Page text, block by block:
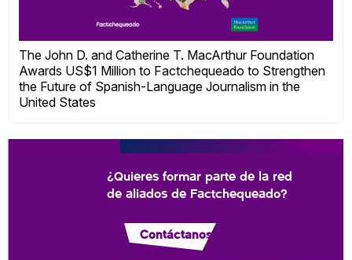
The John D. and Catherine T. MacArthur Foundation
Awards US$1 Million to Factchequeado to Strengthen
the Future of Spanish-Language Journalism in the
United States
¿Quieres formar parte de la red
de aliados de Factchequeado?
Contáctanos